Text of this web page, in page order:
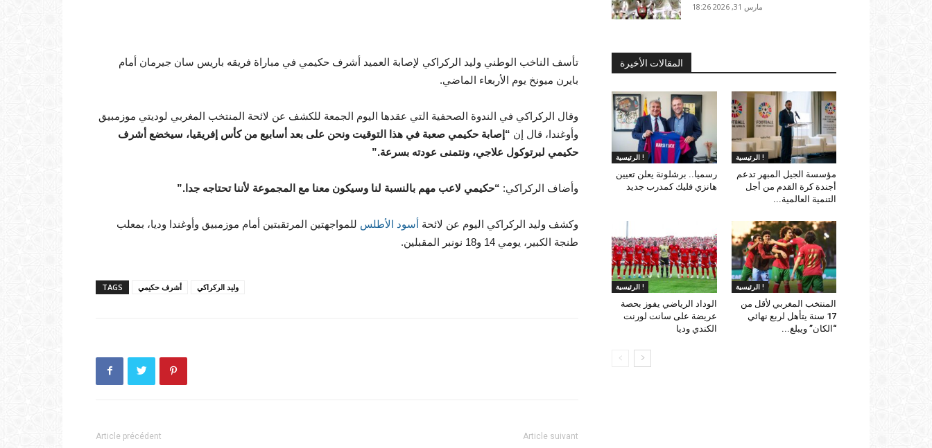
تأسف الناخب الوطني وليد الركراكي لإصابة العميد أشرف حكيمي في مباراة فريقه باريس سان جيرمان أمام
بايرن ميونخ يوم الأربعاء الماضي.
وقال الركراكي في الندوة الصحفية التي عقدها اليوم الجمعة للكشف عن لائحة المنتخب المغربي لوديتي موزمبيق
وأوغندا، قال إن “إصابة حكيمي صعبة في هذا التوقيت ونحن على بعد أسابيع من كأس إفريقيا، سيخضع أشرف
حكيمي لبرتوكول علاجي، ونتمنى عودته بسرعة.”
وأضاف الركراكي: “حكيمي لاعب مهم بالنسبة لنا وسيكون معنا مع المجموعة لأننا تحتاجه جدا.”
وكشف وليد الركراكي اليوم عن لائحة أسود الأطلس للمواجهتين المرتقبتين أمام موزمبيق وأوغندا وديا، بمعلب
طنجة الكبير، يومي 14 و18 نونبر المقبلين.
TAGS أشرف حكيمي وليد الركراكي
Article précédent Article suivant
مارس 31, 2026 18:26
المقالات الأخيرة
الرئيسية !
رسميا.. برشلونة يعلن تعيين
هانزي فليك كمدرب جديد
الرئيسية !
مؤسسة الجيل المبهر تدعم
أجندة كرة القدم من أجل
التنمية العالمية...
الرئيسية !
الوداد الرياضي يفوز بحصة
عريضة على سانت لورنت
الكندي وديا
الرئيسية !
المنتخب المغربي لأقل من
17 سنة يتأهل لربع نهائي
“الكان” ويبلغ...